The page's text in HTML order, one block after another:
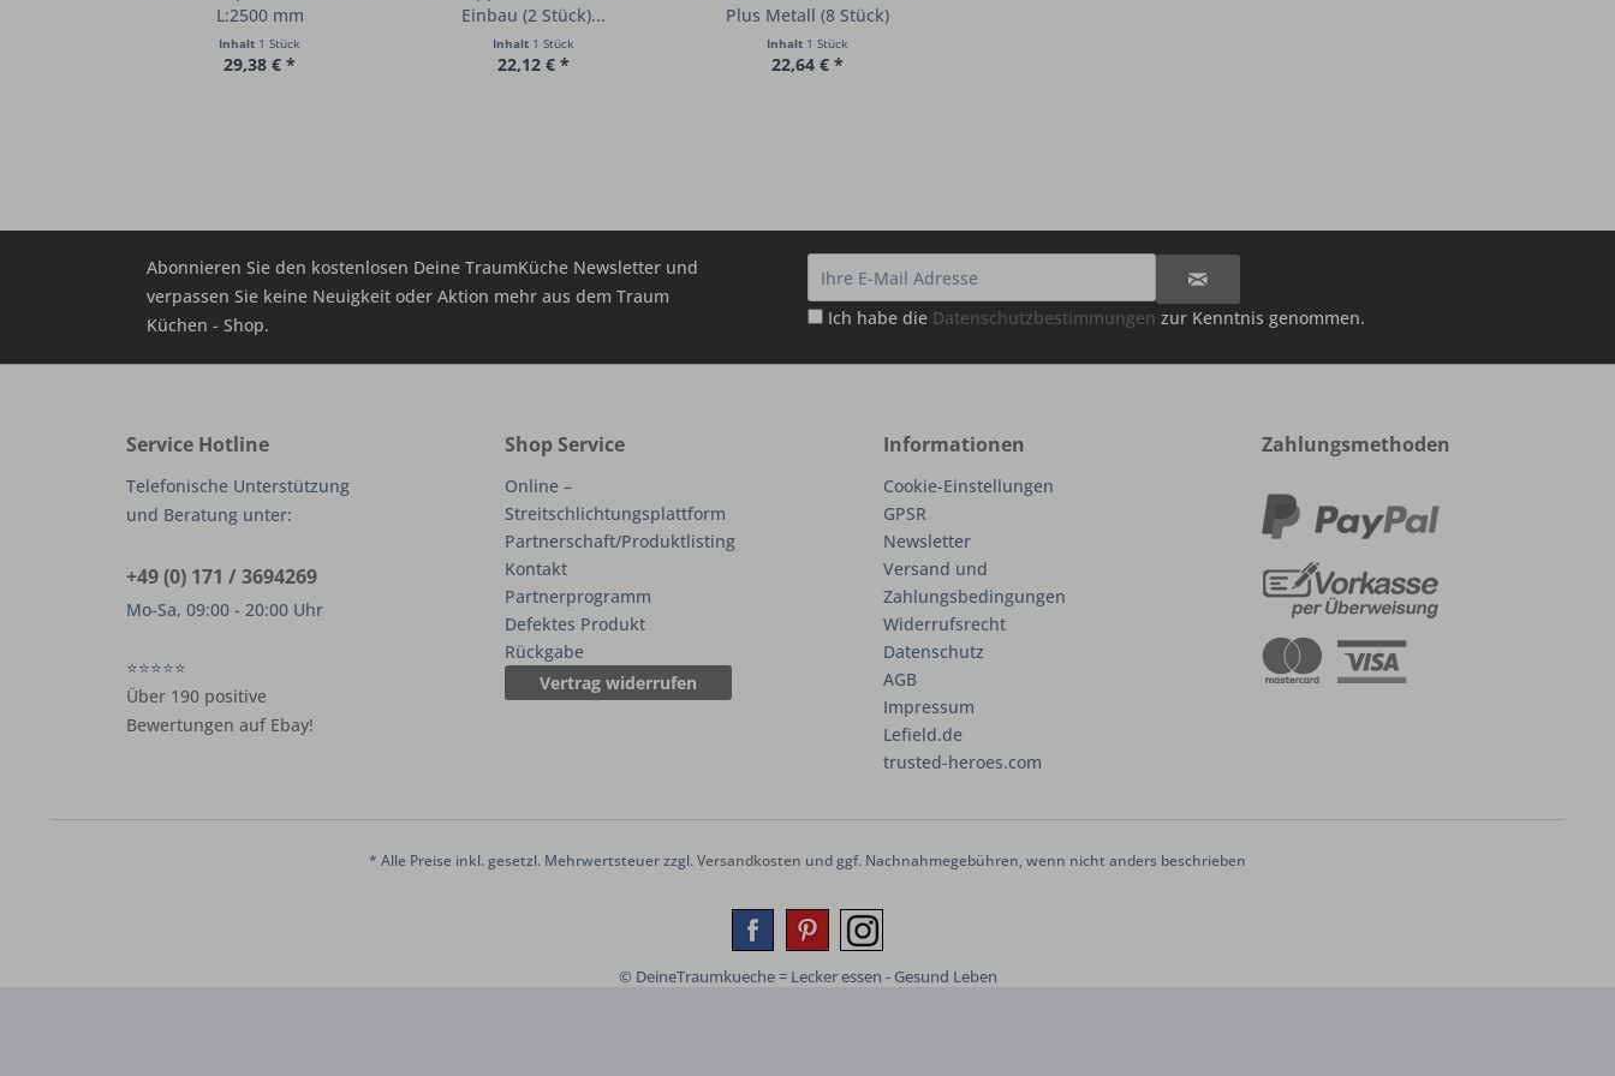
L:2500 mm
Inhalt 1 Stück
29,38 € *
Einbau (2 Stück)...
Inhalt 1 Stück
22,12 € *
Plus Metall (8 Stück)
Inhalt 1 Stück
22,64 € *
Abonnieren Sie den kostenlosen Deine TraumKüche Newsletter und
verpassen Sie keine Neuigkeit oder Aktion mehr aus dem Traum
Küchen - Shop.
Ich habe die Datenschutzbestimmungen zur Kenntnis genommen.
Service Hotline
Telefonische Unterstützung
und Beratung unter:
+49 (0) 171 / 3694269
Mo-Sa, 09:00 - 20:00 Uhr
⭐⭐⭐⭐⭐
Über 190 positive
Bewertungen auf Ebay!
Shop Service
Online –
Streitschlichtungsplattform
Partnerschaft/Produktlisting
Kontakt
Partnerprogramm
Defektes Produkt
Rückgabe
Vertrag widerrufen
Informationen
Cookie-Einstellungen
GPSR
Newsletter
Versand und
Zahlungsbedingungen
Widerrufsrecht
Datenschutz
AGB
Impressum
Lefield.de
trusted-heroes.com
Zahlungsmethoden
* Alle Preise inkl. gesetzl. Mehrwertsteuer zzgl.Versandkosten und ggf. Nachnahmegebühren, wenn nicht anders beschrieben
© DeineTraumkueche = Lecker essen - Gesund Leben